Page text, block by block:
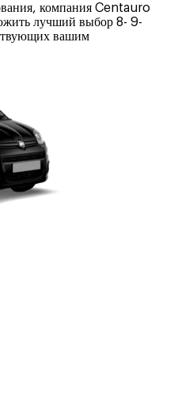
компания Centauro
лучший выбор 8- 9-
вашим